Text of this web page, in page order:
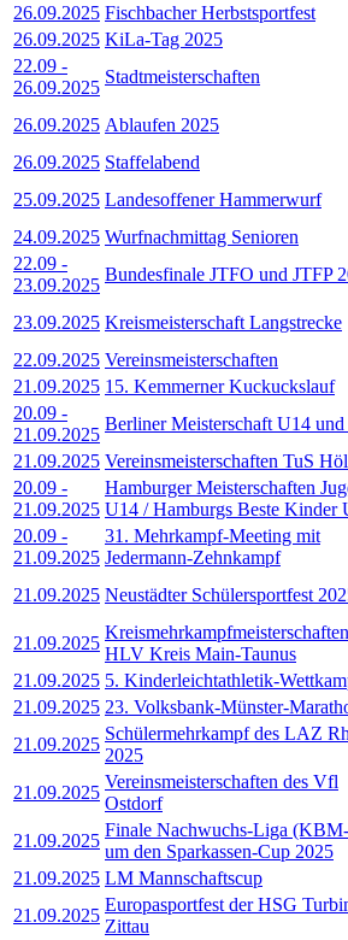
26.09.2025 Fischbacher Herbstsportfest
26.09.2025 KiLa-Tag 2025
22.09 -
26.09.2025
Stadtmeisterschaften
26.09.2025 Ablaufen 2025
26.09.2025 Staffelabend
25.09.2025 Landesoffener Hammerwurf
24.09.2025 Wurfnachmittag Senioren
22.09 -
23.09.2025
Bundesfinale JTFO und JTFP
23.09.2025 Kreismeisterschaft Langstrecke
22.09.2025 Vereinsmeisterschaften
21.09.2025 15. Kemmerner Kuckuckslauf
20.09 -
21.09.2025
Berliner Meisterschaft U14
21.09.2025 Vereinsmeisterschaften TuS
20.09 -
21.09.2025
Hamburger Meisterschaften
U14 / Hamburgs Beste Kinder
20.09 -
21.09.2025
31. Mehrkampf-Meeting mit
Jedermann-Zehnkampf
21.09.2025 Neustädter Schülersportfest
21.09.2025
HLV Kreis Main-Taunus
21.09.2025 5. Kinderleichtathletik-
21.09.2025 23. Volksbank-Münster-
21.09.2025
Schülermehrkampf des LAZ
2025
21.09.2025
Vereinsmeisterschaften des Vfl
Ostdorf
21.09.2025
Finale Nachwuchs-Liga
um den Sparkassen-Cup 2025
21.09.2025 LM Mannschaftscup
21.09.2025
Europasportfest der HSG
Zittau